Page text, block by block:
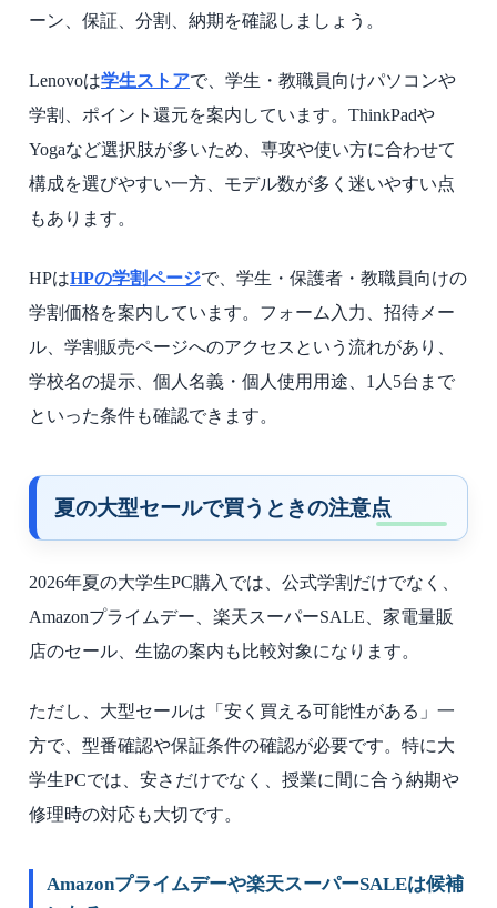
ーン、保証、分割、納期を確認しましょう。
Lenovoは学生ストアで、学生・教職員向けパソコンや
学割、ポイント還元を案内しています。ThinkPadや
Yogaなど選択肢が多いため、専攻や使い方に合わせて
構成を選びやすい一方、モデル数が多く迷いやすい点
もあります。
HPはHPの学割ページで、学生・保護者・教職員向けの
学割価格を案内しています。フォーム入力、招待メー
ル、学割販売ページへのアクセスという流れがあり、
学校名の提示、個人名義・個人使用用途、1人5台まで
といった条件も確認できます。
夏の大型セールで買うときの注意点
2026年夏の大学生PC購入では、公式学割だけでなく、
Amazonプライムデー、楽天スーパーSALE、家電量販
店のセール、生協の案内も比較対象になります。
ただし、大型セールは「安く買える可能性がある」一
方で、型番確認や保証条件の確認が必要です。特に大
学生PCでは、安さだけでなく、授業に間に合う納期や
修理時の対応も大切です。
Amazonプライムデーや楽天スーパーSALEは候補